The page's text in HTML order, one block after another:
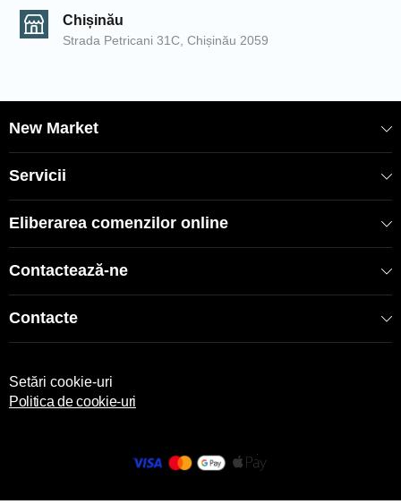
fotografierii și din cauza blitz-ului camerei de fotografiat,
produsele pot căpăta nuanțe diferite. De asemenea,
nuanțele pot să difere de la un calculator la altul.
Chișinău
Strada Petricani 31C, Chișinău 2059
New Market
Servicii
Eliberarea comenzilor online
Contactează-ne
Contacte
Setări cookie-uri
Politica de cookie-uri